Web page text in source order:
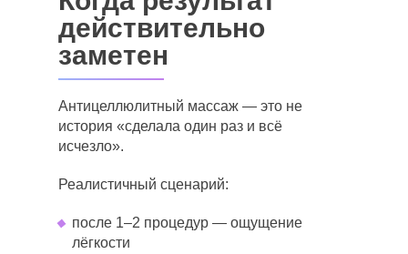
действительно
заметен
Антицеллюлитный массаж — это не
история «сделала один раз и всё
исчезло».
Реалистичный сценарий:
после 1–2 процедур — ощущение
лёгкости